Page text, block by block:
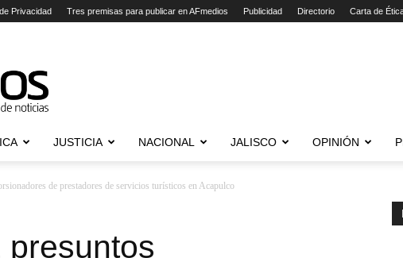
Privacidad Tres premisas para publicar en AFmedios Publicidad Directorio Carta de
JUSTICIA NACIONAL JALISCO OPINIÓN
de prestadores de servicios turísticos en Acapulco
presuntos